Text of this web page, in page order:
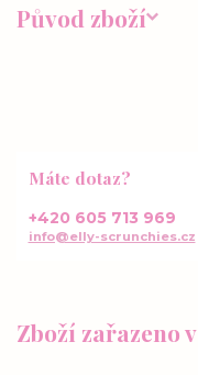
Původ zboží
Zboží zařazeno
Máte dotaz?
+420 605 713 969
info@elly-scrunchies.cz